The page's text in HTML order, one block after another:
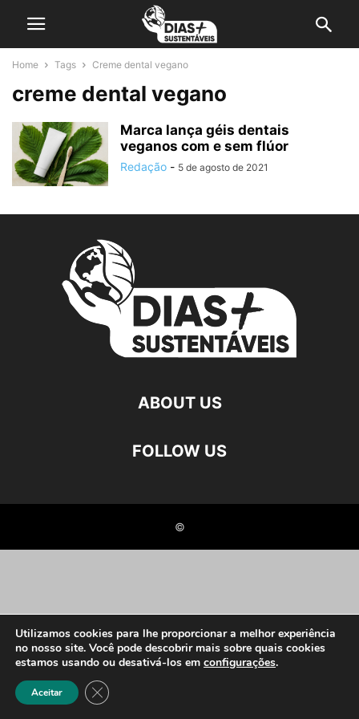
Home Tags Creme dental vegano
creme dental vegano
Marca lança géis dentais
veganos com e sem flúor
Redação - 5 de agosto de 2021
ABOUT US
FOLLOW US
©
Utilizamos cookies para lhe proporcionar a melhor experiência
no nosso site. Você pode descobrir mais sobre quais cookies
estamos usando ou desativá-los em configurações.
Aceitar Close GDPR Cookie Banner